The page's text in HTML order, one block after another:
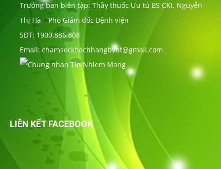
Trưởng ban biên tập: Thầy thuốc Ưu tú BS CKI. Nguyễn
Thị Hà – Phó Giám đốc Bệnh viện
SĐT: 1900.886.808
Email: chamsockhachhangbvht@gmail.com
LIÊN KẾT FACEBOOK